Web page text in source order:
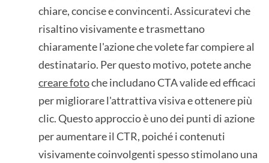
chiare, concise e convincenti. Assicuratevi che
risaltino visivamente e trasmettano
chiaramente l'azione che volete far compiere al
destinatario. Per questo motivo, potete anche
creare fotoche includano CTA valide ed efficaci
per migliorare l'attrattiva visiva e ottenere più
clic. Questo approccio è uno dei punti di azione
per aumentare il CTR, poiché i contenuti
visivamente coinvolgenti spesso stimolano una